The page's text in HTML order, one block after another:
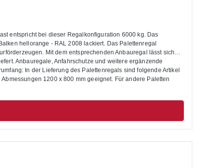
entspricht bei dieser Regalkonfiguration 6000 kg. Das
- RAL 2008 lackiert. Das Palettenregal
Mit dem entsprechenden Anbauregal lässt sich
Anbauregale, Anfahrschutze und weitere ergänzende
1200 x 800 mm geeignet. Für andere Paletten
Palettenregale sind nicht zur Aufstellung im Außenbereich